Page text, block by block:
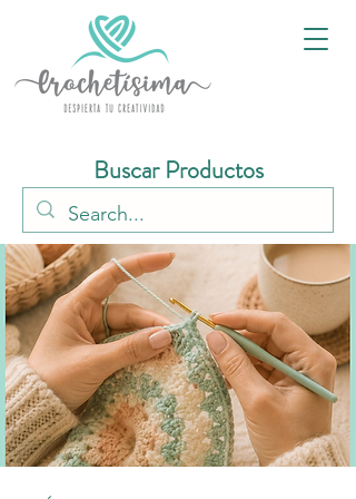
Buscar Productos